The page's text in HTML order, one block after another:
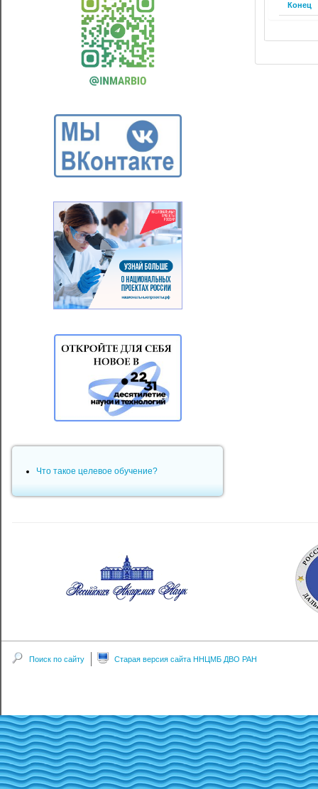
Конец
Что такое целевое обучение?
Поиск по сайту Старая версия сайта ННЦМБ ДВО РАН